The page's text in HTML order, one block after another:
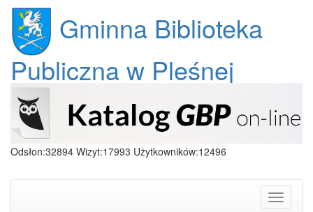
Gminna Biblioteka
Publiczna w Pleśnej
Odsłon:32894 Wizyt:17993 Użytkowników:12496
Toggle